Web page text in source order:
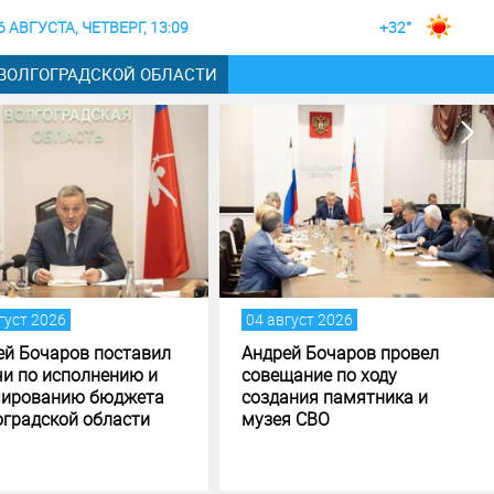
АВГУСТА, ЧЕТВЕРГ, 13:09 +32°
ОБЛАСТИ
04 август 2026
Андрей Бочаров провел
совещание по ходу
создания памятника и
музея СВО
04 август 2026
Строительство музея
специальной военной
операции в
финишной прямой